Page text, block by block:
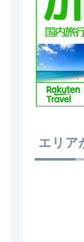
エリア